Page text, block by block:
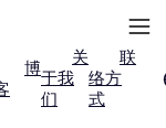
博
关
于我
们
联
络方
式